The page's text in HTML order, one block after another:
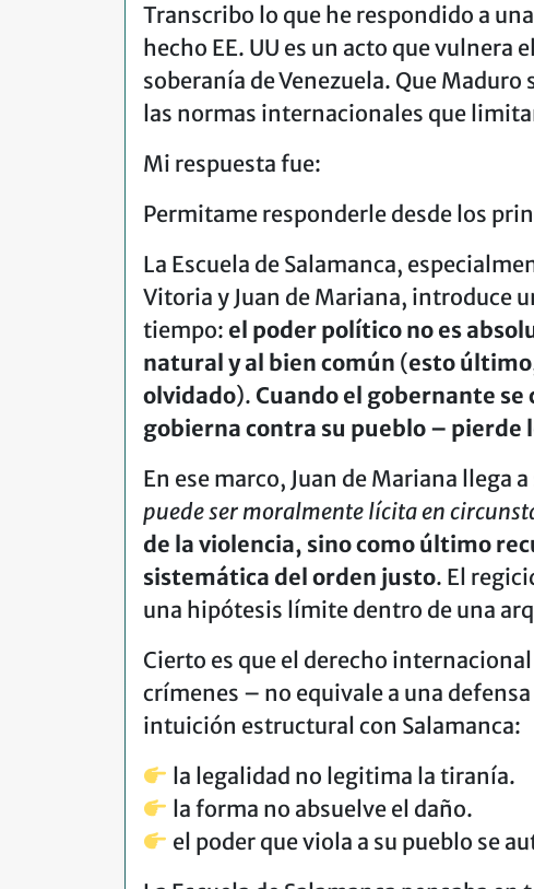
Transcribo lo que he respondido a
hecho EE. UU es un acto que vulnera
soberanía de Venezuela. Que
las normas internacionales que
Mi respuesta fue:
Permitame responderle desde los
La Escuela de Salamanca,
Vitoria y Juan de Mariana, introduce
tiempo: el poder político no es
natural y al bien común (esto
olvidado). Cuando el gobernante
gobierna contra su pueblo –
En ese marco, Juan de Mariana llega
puede ser moralmente lícita en
de la violencia, sino como último
sistemática del orden justo. El
una hipótesis límite dentro de una
Cierto es que el derecho
crímenes – no equivale a una
intuición estructural con Salamanca:
la legalidad no legitima la tiranía.
la forma no absuelve el daño.
el poder que viola a su pueblo se